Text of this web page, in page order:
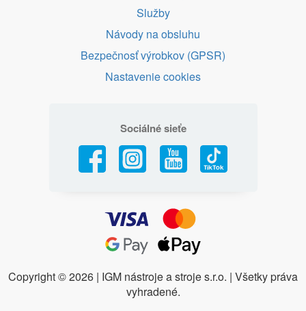
Služby
Návody na obsluhu
Bezpečnosť výrobkov (GPSR)
Nastavenie cookies
Sociálné sieťe
Copyright ©2026 | IGM nástroje a stroje s.r.o. | Všetky práva
vyhradené.